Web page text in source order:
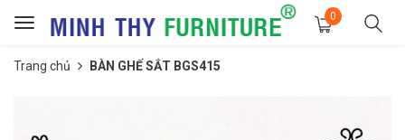
Toggle
0
Trang chủ BÀN GHẾ SẮT BGS415